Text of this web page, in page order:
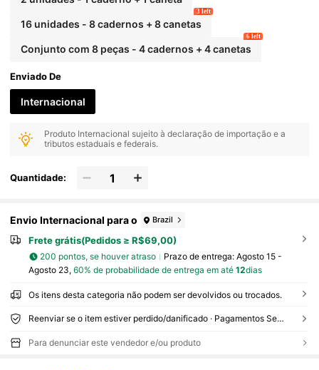
16 unidades - 8 cadernos + 8 canetas
3 left
Conjunto com 8 peças - 4 cadernos + 4 canetas
6 left
Enviado De
Internacional
Produto Internacional sujeito à declaração de importação e a
tributos estaduais e federais.
Quantidade:
Envio Internacional para o Brazil
Frete grátis(Pedidos ≥ R$69,00)
200 pontos, se houver atraso Prazo de entrega: Agosto 15 -
Agosto 23, 60% de probabilidade de entrega em até 12dias
Os itens desta categoria não podem ser devolvidos ou trocados.
Reenviar se o item estiver perdido/danificado · Pagamentos Seguros · Proteção de privacidade
Para denunciar este vendedor e/ou produto